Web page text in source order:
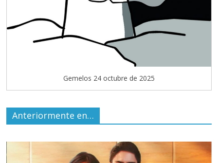
Gemelos 24 octubre de 2025
Anteriormente en…